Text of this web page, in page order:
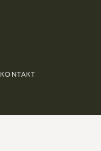
KONTAKT